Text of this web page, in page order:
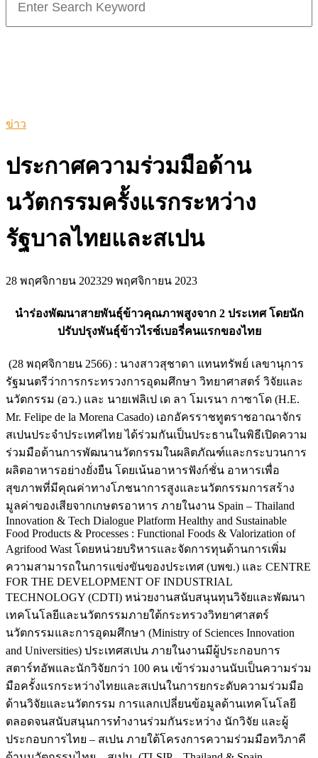
for:
ข่าว
ประกาศความร่วมมือด้าน
นวัตกรรมครั้งแรกระหว่าง
รัฐบาลไทยและสเปน
28 พฤศจิกายน 202329 พฤศจิกายน 2023
นำร่องพัฒนาสายพันธุ์ข้าวคุณภาพสูงจาก 2 ประเทศ โดยนัก
ปรับปรุงพันธุ์ข้าวไรซ์เบอรี่คนแรกของไทย
(28 พฤศจิกายน 2566) : นางสาวสุชาดา แทนทรัพย์ เลขานุการ
รัฐมนตรีว่าการกระทรวงการอุดมศึกษา วิทยาศาสตร์ วิจัยและ
นวัตกรรม (อว.) และ นายเฟลิเป เด ลา โมเรนา กาซาโด (H.E.
Mr. Felipe de la Morena Casado) เอกอัครราชทูตราชอาณาจักร
สเปนประจำประเทศไทย ได้ร่วมกันเป็นประธานในพิธีเปิดความ
ร่วมมือด้านการพัฒนานวัตกรรมในผลิตภัณฑ์และกระบวนการ
ผลิตอาหารอย่างยั่งยืน โดยเน้นอาหารฟังก์ชั่น อาหารเพื่อ
สุขภาพที่มีคุณค่าทางโภชนาการสูงและนวัตกรรมการสร้าง
มูลค่าของเสียจากเกษตรอาหาร ภายในงาน Spain – Thailand
Innovation & Tech Dialogue Platform Healthy and Sustainable
Food Products & Processes : Functional Foods & Valorization of
Agrifood Wast โดยหน่วยบริหารและจัดการทุนด้านการเพิ่ม
ความสามารถในการแข่งขันของประเทศ (บพข.) และ CENTRE
FOR THE DEVELOPMENT OF INDUSTRIAL
TECHNOLOGY (CDTI) หน่วยงานสนับสนุนทุนวิจัยและพัฒนา
เทคโนโลยีและนวัตกรรมภายใต้กระทรวงวิทยาศาสตร์
นวัตกรรมและการอุดมศึกษา (Ministry of Sciences Innovation
and Universities) ประเทศสเปน ภายในงานมีผู้ประกอบการ
สตาร์ทอัพและนักวิจัยกว่า 100 คน เข้าร่วมงานนับเป็นความร่วม
มือครั้งแรกระหว่างไทยและสเปนในการยกระดับความร่วมมือ
ด้านวิจัยและนวัตกรรม การแลกเปลี่ยนข้อมูลด้านเทคโนโลยี
ตลอดจนสนับสนุนการทำงานร่วมกันระหว่าง นักวิจัย และผู้
ประกอบการไทย – สเปน ภายใต้โครงการความร่วมมือทวิภาคี